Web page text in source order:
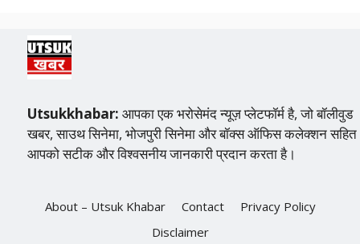
Utsukkhabar: आपका एक भरोसेमंद न्यूज़ प्लेटफॉर्म है, जो बॉलीवुड
खबर, साउथ सिनेमा, भोजपुरी सिनेमा और बॉक्स ऑफिस कलेक्शन सहित
आपको सटीक और विश्वसनीय जानकारी प्रदान करता है।
About – Utsuk Khabar Contact
Privacy Policy
Disclaimer